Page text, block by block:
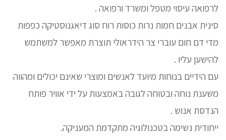
לרפואה עיסוי מטפל ומשרד ורפואה .
סינית אבנים חמות נרות כוסות רוח סוג דיאגנוסטיקה כפפות
מדי דם חום עוברי צר הידראולי תוצרת מאפשר למשתמש
להישען עליו .
עם הידיים בנוחות מיועד לאנשים ומוצרי שאינם יכולים ומהווה
משענת נוחה ובטוחה לגובה באמצעות על ידי אוויר פותח
הנדסת אנוש .
ייחודית נשימה בטכנולוגיה מתקדמת המעניקה.